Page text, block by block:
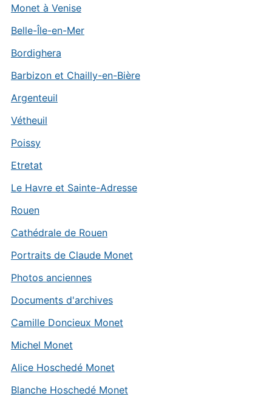
Monet à Venise
Belle-Île-en-Mer
Bordighera
Barbizon et Chailly-en-Bière
Argenteuil
Vétheuil
Poissy
Etretat
Le Havre et Sainte-Adresse
Rouen
Cathédrale de Rouen
Portraits de Claude Monet
Photos anciennes
Documents d'archives
Camille Doncieux Monet
Michel Monet
Alice Hoschedé Monet
Blanche Hoschedé Monet